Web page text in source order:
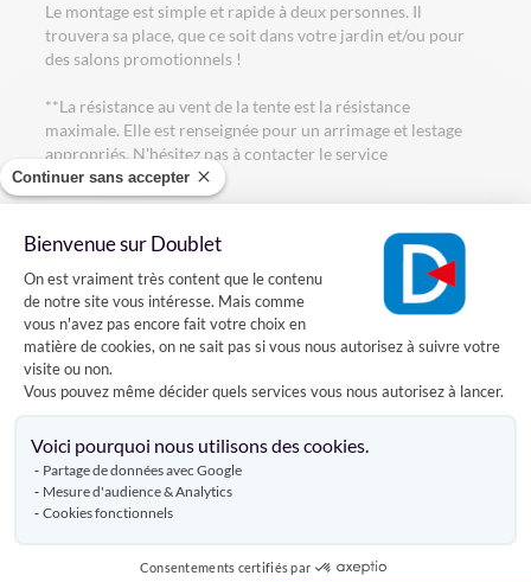
Continuer sans accepter
Bienvenue sur Doublet
Plateforme de Gestion du
On est vraiment très content que le contenu
de notre site vous intéresse. Mais comme
vous n'avez pas encore fait votre choix en
matière de cookies, on ne sait pas si vous nous autorisez à suivre votre
visite ou non.
Vous pouvez même décider quels services vous nous autorisez à lancer.
Voici pourquoi nous utilisons des cookies.
Partage de données avec Google
Mesure d'audience & Analytics
Cookies fonctionnels
Consentements certifiés par
Le montage est simple et rapide à deux personnes. Il
trouvera sa place, que ce soit dans votre jardin et/ou pour
des salons promotionnels !
**La résistance au vent de la tente est la résistance
maximale. Elle est renseignée pour un arrimage et lestage
appropriés. N'hésitez pas à contacter le service
commercial.**
- Version polyester : le toit et/ou son habillage sont
confectionnés en toile polyester enduite polyuréthane 240
g/m² et classées au feu M2. (Ce qui évite le marquage de la
toile)
Tente pliante Canopus ouverte 300 x 300 cm
- Surface au sol 9 m²
- Capacité d'accueil assis : 9 personnes
Caractéristiques